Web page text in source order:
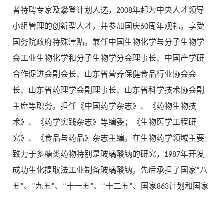
者特聘专家及攀登计划人选，2008年起为中央人才领导
小组管理的创新型人才，并参加国庆60周年观礼。享受
国务院政府特殊津贴。兼任中国生物化学与分子生物学
会工业生物化学和分子生物学分会理事长、中国产学研
合作促进会副会长、山东省营养保健食品行业协会会
长、山东省药理学会副理事长、山东省科学技术协会副
主席等职务。担任《中国药学杂志》、《药物生物技
术》、《药学实践杂志》等编委；《生物医学工程研
究》、《食品与药品》杂志主编。在生物药学领域主要
致力于多糖类药物特别是玻璃酸钠的研究，1987年开发
成功生化提取法工业制备玻璃酸钠。先后承担了国家“八
五”、”九五”、“十一五”、“十二五”、国家863计划和国家